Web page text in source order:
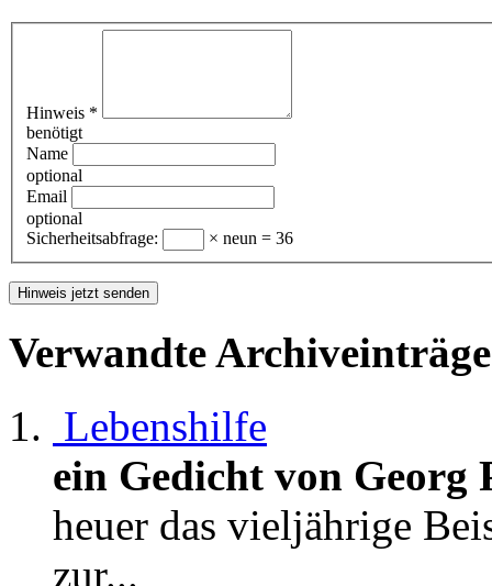
Hinweis *
benötigt
Name
optional
Email
optional
Sicherheitsabfrage:
× neun = 36
Verwandte
Lebenshilfe
ein Gedicht von Georg
heuer das vieljährige
zur...